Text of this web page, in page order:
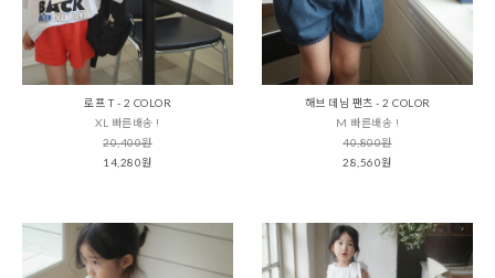
로프 T - 2 COLOR
XL 빠른배송 !
20,400원
14,280원
해브 데님 팬츠 - 2 COLOR
M 빠른배송 !
40,800원
28,560원